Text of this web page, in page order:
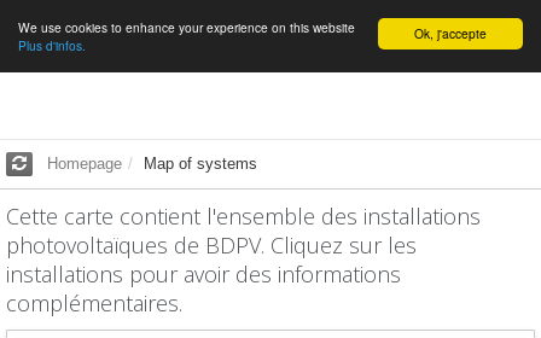
English Ok, j'accepte
We use cookies to enhance your experience on this website
Plus d'infos.
Homepage Map of systems
Cette carte contient l'ensemble des installations
photovoltaïques de BDPV. Cliquez sur les
installations pour avoir des informations
complémentaires.